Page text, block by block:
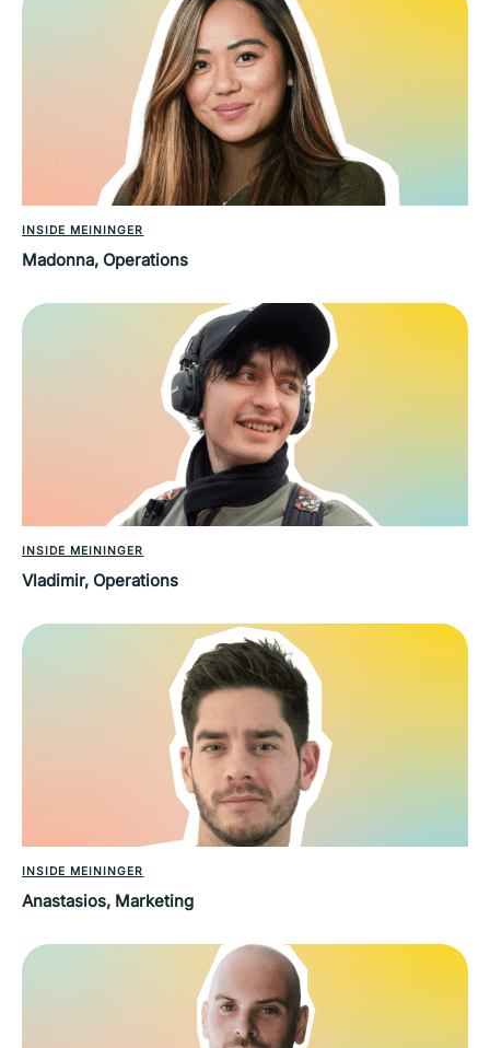
INSIDE MEININGER
Madonna, Operations
INSIDE MEININGER
Vladimir, Operations
INSIDE MEININGER
Anastasios, Marketing